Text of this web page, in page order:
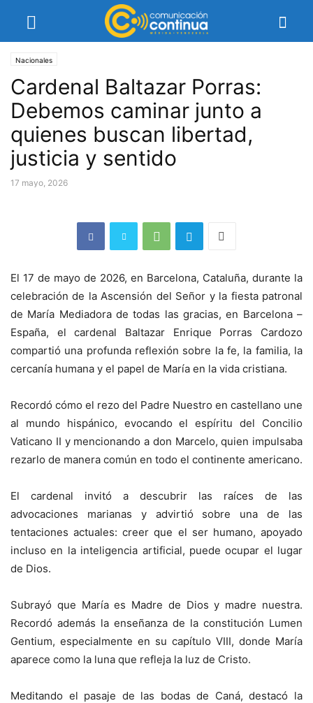
Nacionales
Cardenal Baltazar Porras:
Debemos caminar junto a
quienes buscan libertad,
justicia y sentido
17 mayo, 2026
El 17 de mayo de 2026, en Barcelona, Cataluña, durante la
celebración de la Ascensión del Señor y la fiesta patronal
de María Mediadora de todas las gracias, en Barcelona –
España, el cardenal Baltazar Enrique Porras Cardozo
compartió una profunda reflexión sobre la fe, la familia, la
cercanía humana y el papel de María en la vida cristiana.
Recordó cómo el rezo del Padre Nuestro en castellano une
al mundo hispánico, evocando el espíritu del Concilio
Vaticano II y mencionando a don Marcelo, quien impulsaba
rezarlo de manera común en todo el continente americano.
El cardenal invitó a descubrir las raíces de las
advocaciones marianas y advirtió sobre una de las
tentaciones actuales: creer que el ser humano, apoyado
incluso en la inteligencia artificial, puede ocupar el lugar
de Dios.
Subrayó que María es Madre de Dios y madre nuestra.
Recordó además la enseñanza de la constitución Lumen
Gentium, especialmente en su capítulo VIII, donde María
aparece como la luna que refleja la luz de Cristo.
Meditando el pasaje de las bodas de Caná, destacó la